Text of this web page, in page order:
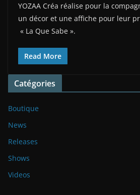
YOZAA Créa réalise pour la
un décor et une affiche pour leur
« La Que Sabe ».
Read More
Catégories
Boutique
News
Releases
Shows
Videos